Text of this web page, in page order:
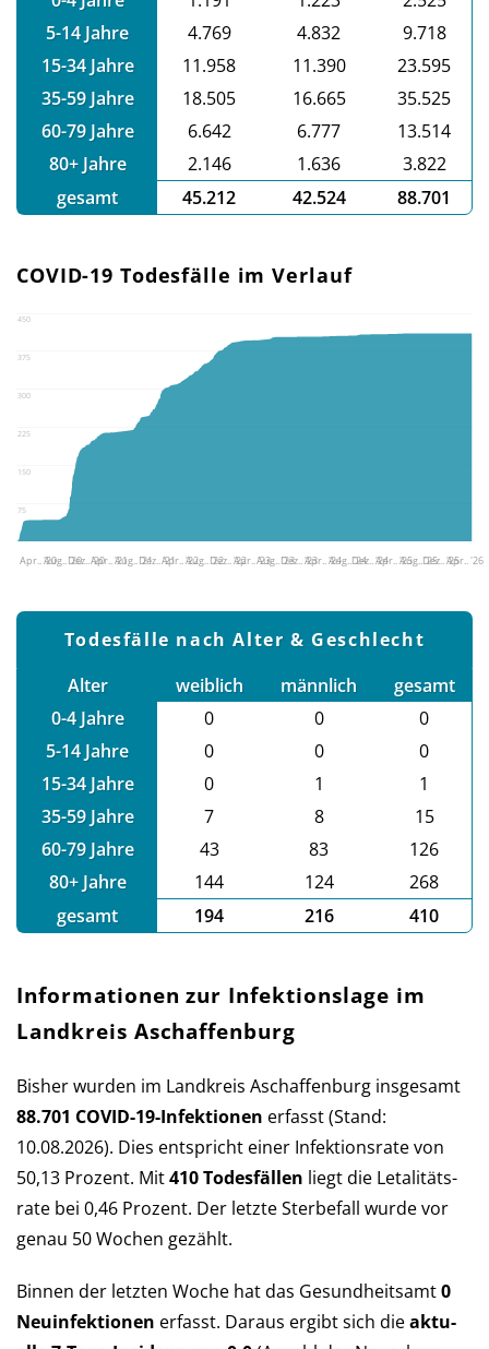
5-14 Jahre
4.769 4.832
9.718
15-34 Jahre
11.958 11.390
23.595
35-59 Jahre
18.505 16.665
35.525
60-79 Jahre
6.642 6.777
13.514
80+ Jahre
2.146 1.636
3.822
gesamt
45.212 42.524 88.701
COVID-19 Todesfälle im Verlauf
75
150
225
300
375
450
Apr.. '20Aug.. '20Dez.. '20Apr.. '21Aug.. '21Dez.. '21Apr.. '22Aug.. '22Dez.. '22Apr.. '23Aug.. '23Dez.. '23Apr.. '24Aug.. '24Dez.. '24Apr.. '25Aug.. '25Dez.. '25Apr.. '26
Todesfälle nach Alter & Geschlecht
Alter
weiblich männlich
gesamt
0-4 Jahre
0 0
0
5-14 Jahre
0 0
0
15-34 Jahre
0 1
1
35-59 Jahre
7 8
15
60-79 Jahre
43 83
126
80+ Jahre
144 124
268
gesamt
194 216 410
Informationen zur Infektionslage im
Landkreis Aschaffenburg
Bisher wurden im Landkreis Aschaffenburg ins­ge­samt
88.701 COVID-19-Infek­tio­nen er­fasst (Stand:
10.08.2026). Dies ent­spricht einer Infek­tions­rate von
50,13 Pro­zent. Mit410 Todes­fällen liegt die Let­a­li­täts­
rate bei 0,46 Pro­zent. Der letzte Sterbe­fall wurde vor
ge­nau 50 Wochen gezählt.
Binnen der letzten Woche hat das Ge­sund­heits­amt0
Neu­in­fek­tio­nen er­fasst. Daraus er­gibt sich dieaktu­